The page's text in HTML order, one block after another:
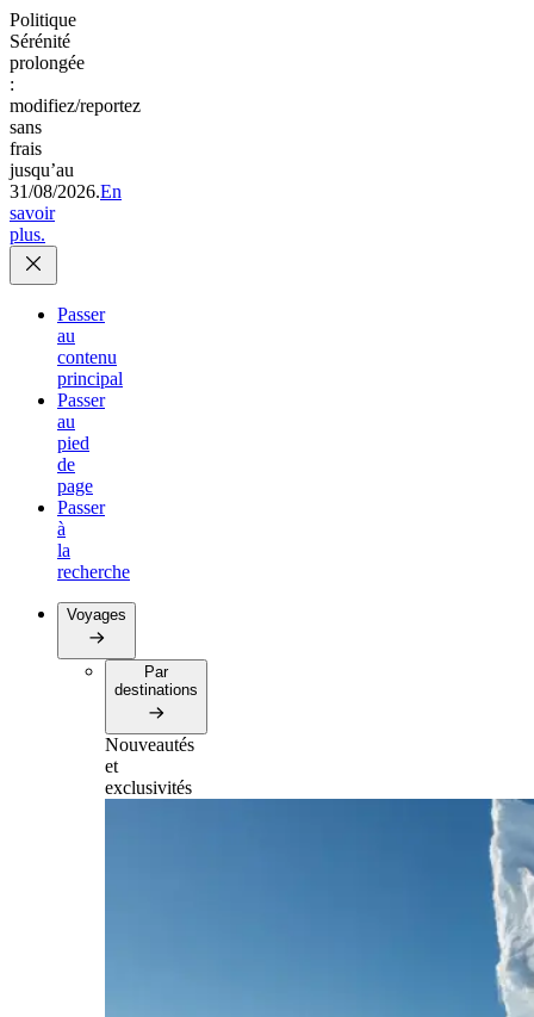
Politique
Sérénité
prolongée
:
modifiez/reportez
sans
frais
jusqu’au
31/08/2026.En
savoir
plus.
Passer
au
contenu
principal
Passer
au
pied
de
page
Passer
à
la
recherche
Voyages
Par
destinations
Nouveautés
et
exclusivités